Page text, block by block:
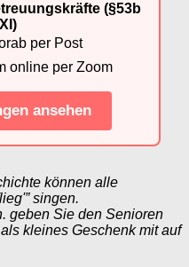
(§53b
per Post
online per Zoom
ansehen
können alle
singen.
geben Sie den Senioren
kleines Geschenk mit auf